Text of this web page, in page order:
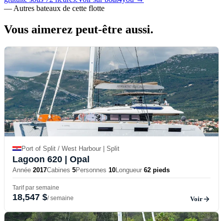
— Autres bateaux de cette flotte
Vous aimerez peut-être aussi.
Port of Split / West Harbour | Split
Lagoon 620 | Opal
Année 2017Cabines 5Personnes 10Longueur 62 pieds
Tarif par semaine
18,547 $/ semaine Voir